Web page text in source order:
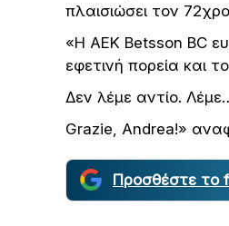
πλαισιώσει τον
«Η ΑΕΚ Βetsson BC
εφετινή πορεία και
Δεν λέμε αντίο.
Grazie, Andrea!»
Προσθέστε το